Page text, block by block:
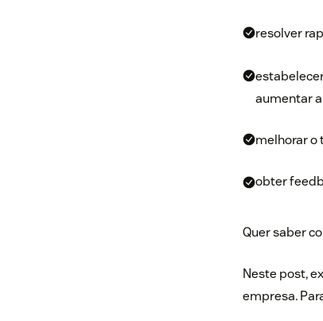
resolver
aumentar
melhorar o
obter
Quer saber
Neste post,
empresa.